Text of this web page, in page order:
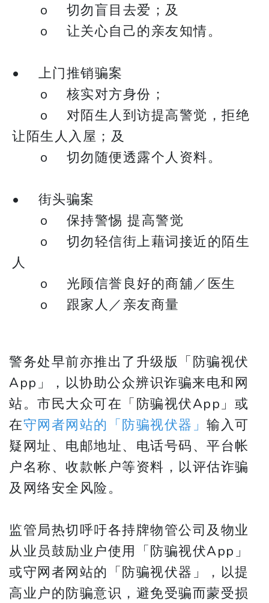
o 切勿盲目去爱；及
o 让关心自己的亲友知情。
• 上门推销骗案
o 核实对方身份；
o 对陌生人到访提高警觉，拒绝
让陌生人入屋；及
o 切勿随便透露个人资料。
• 街头骗案
o 保持警惕 提高警觉
o 切勿轻信街上藉词接近的陌生
人
o 光顾信誉良好的商舖／医生
o 跟家人／亲友商量
警务处早前亦推出了升级版「防骗视伏
App」，以协助公众辨识诈骗来电和网
站。市民大众可在「防骗视伏App」或
在守网者网站的「防骗视伏器」 输入可
疑网址、电邮地址、电话号码、平台帐
户名称、收款帐户等资料，以评估诈骗
及网络安全风险。
监管局热切呼吁各持牌物管公司及物业
从业员鼓励业户使用「防骗视伏App」
或守网者网站的「防骗视伏器」，以提
高业户的防骗意识，避免受骗而蒙受损